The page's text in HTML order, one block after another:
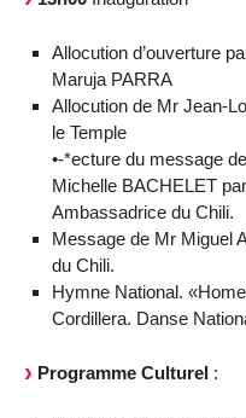
Allocution d’ouverture
Maruja PARRA
Allocution de Mr Jean-
le Temple
•-*ecture du message
Michelle BACHELET
Ambassadrice du Chili.
Message de Mr Miguel
du Chili.
Hymne National.
Cordillera. Danse
Programme Culturel :